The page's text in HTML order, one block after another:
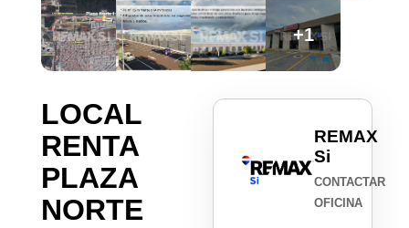
+1
LOCAL
RENTA
PLAZA
NORTE
REMAX
Si
CONTACTAR
OFICINA